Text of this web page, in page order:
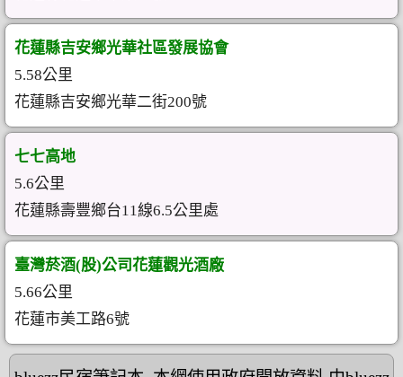
花蓮縣吉安鄉光華社區發展協會
5.58公里
花蓮縣吉安鄉光華二街200號
七七高地
5.6公里
花蓮縣壽豐鄉台11線6.5公里處
臺灣菸酒(股)公司花蓮觀光酒廠
5.66公里
花蓮市美工路6號